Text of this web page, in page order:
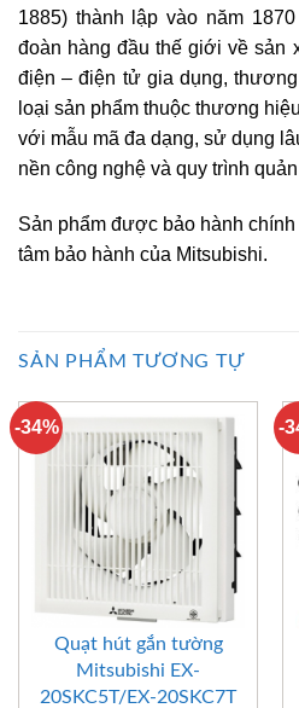
1885) thành lập vào năm
đoàn hàng đầu thế giới về sản
điện – điện tử gia dụng,
loại sản phẩm thuộc thương
với mẫu mã đa dạng, sử dụng
nền công nghệ và quy trình
Sản phẩm được bảo hành
tâm bảo hành của Mitsubishi.
SẢN PHẨM TƯƠNG TỰ
-34%
Quạt hút gắn tường
Mitsubishi EX-
20SKC5T/EX-20SKC7T
-